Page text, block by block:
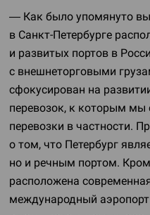
— Как было упомянуто
в Санкт-Петербурге
и развитых портов в
с внешнеторговыми
сфокусирован на
перевозок, к которым мы
перевозки в частности.
о том, что Петербург
но и речным портом.
расположена
международный